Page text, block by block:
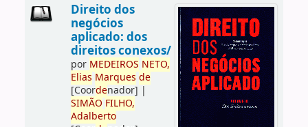
Direito dos
negócios
aplicado: dos
direitos conexos/
por MEDEIROS NETO,
Elias Marques de
[Coordenador] |
SIMÃO FILHO,
Adalberto